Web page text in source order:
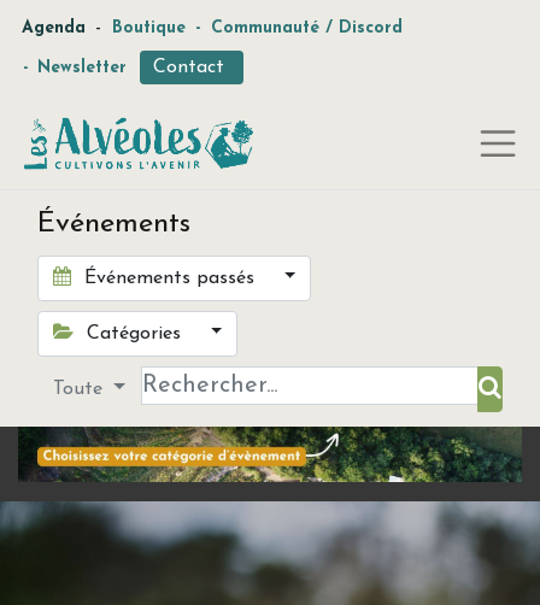
Agenda - Boutique - Communauté / Discord
- Newsletter Contact
Événements
Événements passés
Catégories
Toute